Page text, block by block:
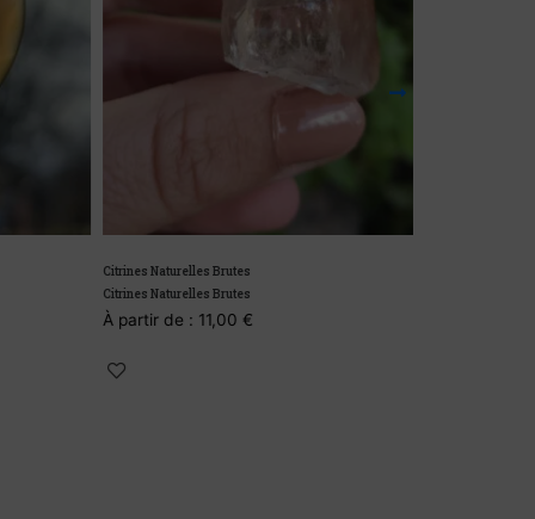
Citrines Naturelles Brutes
Citrines Naturelles Brutes
À partir de :11,00€